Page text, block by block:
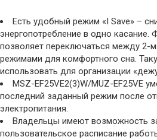
Есть удобный режим «I Save» –
энергопотребление в одно касание.
позволяет переключаться между 2-
режимами для комфортного сна.
использовать для организации
MSZ-EF25VE2(3)W/MUZ-EF25VE
последний заданный режим после
электропитания.
Владельцы имеют возможность
пользовательское расписание